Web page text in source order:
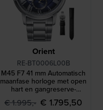
Orient
RE-BT0006L00B
M45 F7 41 mm Automatisch
maanfase horloge met open
hart en gangreserve-
indicator
€ 1.995,- € 1.795,50